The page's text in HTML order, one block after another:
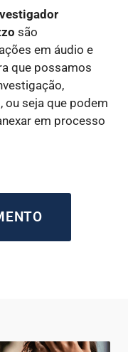
são
em áudio e
que possamos
ou seja que podem
em processo